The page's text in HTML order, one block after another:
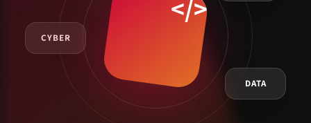
CYBER
DATA